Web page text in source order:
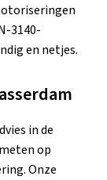
3140-
en netjes.
in de
op
Onze